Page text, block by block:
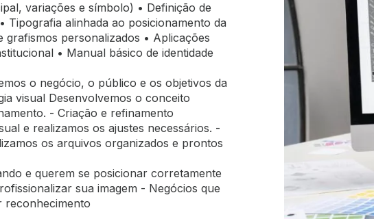
variações e símbolo) • Definição de
Tipografia alinhada ao posicionamento da
grafismos personalizados • Aplicações
• Manual básico de identidade
o negócio, o público e os objetivos da
visual Desenvolvemos o conceito
- Criação e refinamento
e realizamos os ajustes necessários. -
os arquivos organizados e prontos
e querem se posicionar corretamente
sua imagem - Negócios que
reconhecimento